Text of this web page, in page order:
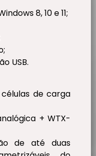
8, 10 e 11;
USB.
de carga
+ WTX-
de até duas